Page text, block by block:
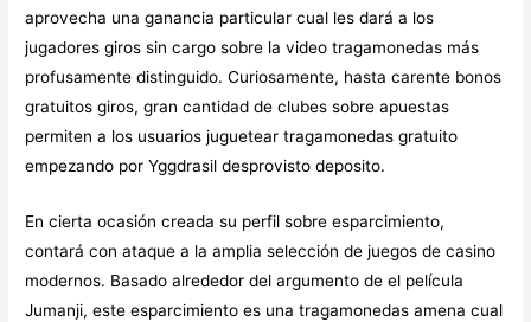
aprovecha una ganancia particular cual les dará a los
jugadores giros sin cargo sobre la video tragamonedas más
profusamente distinguido. Curiosamente, hasta carente bonos
gratuitos giros, gran cantidad de clubes sobre apuestas
permiten a los usuarios juguetear tragamonedas gratuito
empezando por Yggdrasil desprovisto deposito.
En cierta ocasión creada su perfil sobre esparcimiento,
contará con ataque a la amplia selección de juegos de casino
modernos. Basado alrededor del argumento de el película
Jumanji, este esparcimiento es una tragamonedas amena cual